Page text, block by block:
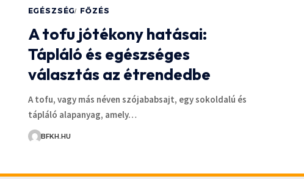
EGÉSZSÉG FŐZÉS
A tofu jótékony hatásai:
Tápláló és egészséges
választás az étrendedbe
A tofu, vagy más néven szójababsajt, egy sokoldalú és
tápláló alapanyag, amely…
BFKH.HU